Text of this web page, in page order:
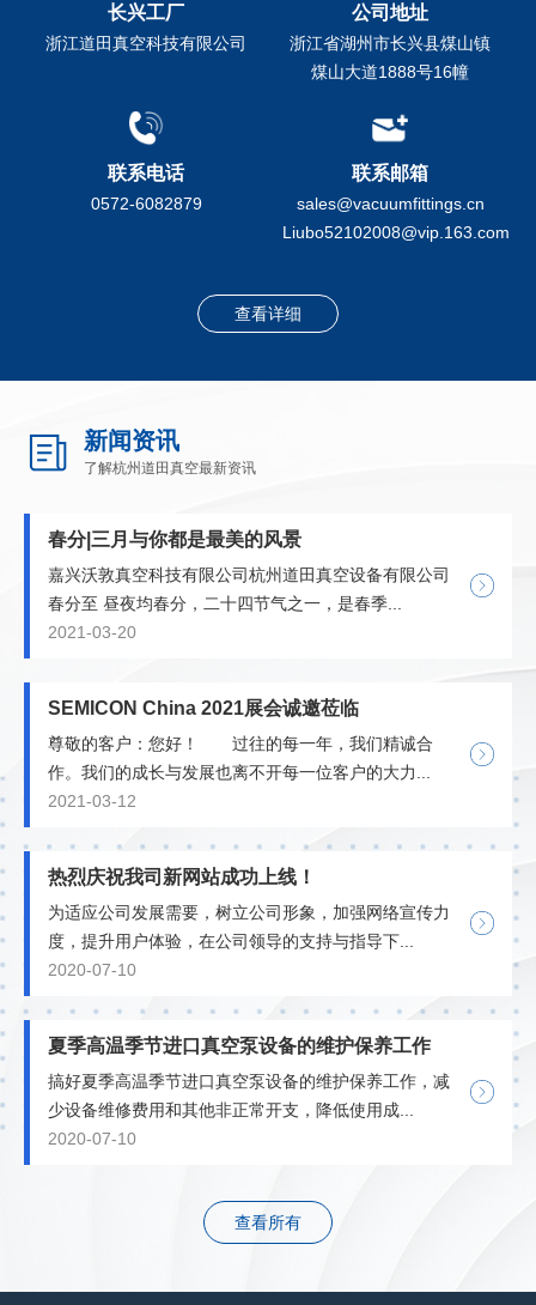
长兴工厂
浙江道田真空科技有限公司
公司地址
浙江省湖州市长兴县煤山镇
煤山大道1888号16幢
联系电话
0572-6082879
联系邮箱
sales@vacuumfittings.cn
Liubo52102008@vip.163.com
查看详细
新闻资讯
了解杭州道田真空最新资讯
春分|三月与你都是最美的风景
嘉兴沃敦真空科技有限公司杭州道田真空设备有限公司
春分至 昼夜均春分，二十四节气之一，是春季...
2021-03-20
SEMICON China 2021展会诚邀莅临
尊敬的客户：您好！ 过往的每一年，我们精诚合
作。我们的成长与发展也离不开每一位客户的大力...
2021-03-12
热烈庆祝我司新网站成功上线！
为适应公司发展需要，树立公司形象，加强网络宣传力
度，提升用户体验，在公司领导的支持与指导下...
2020-07-10
夏季高温季节进口真空泵设备的维护保养工作
搞好夏季高温季节进口真空泵设备的维护保养工作，减
少设备维修费用和其他非正常开支，降低使用成...
2020-07-10
查看所有